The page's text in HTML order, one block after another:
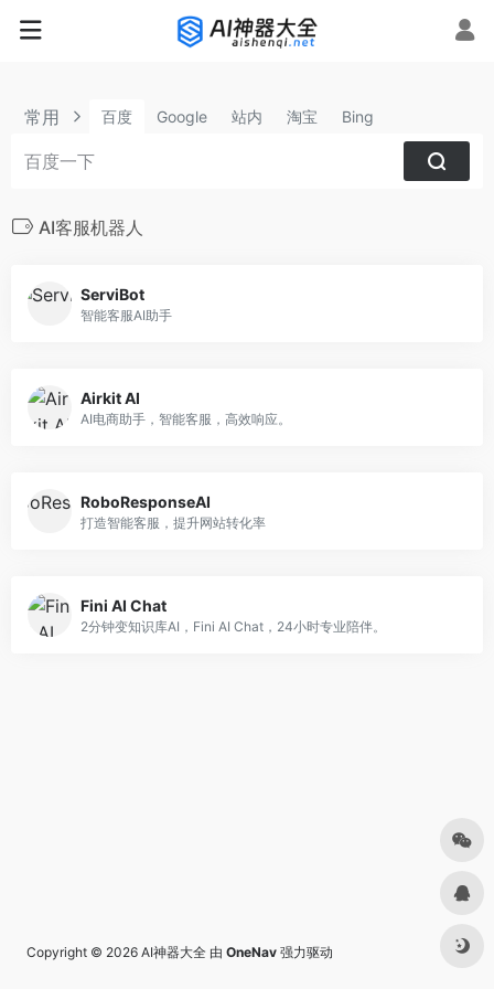
常用 百度 Google 站内 淘宝 Bing
AI客服机器人
ServiBot
智能客服AI助手
Airkit AI
AI电商助手，智能客服，高效响应。
RoboResponseAI
打造智能客服，提升网站转化率
Fini AI Chat
2分钟变知识库AI，Fini AI Chat，24小时专业陪伴。
Copyright © 2026 AI神器大全 由 OneNav 强力驱动